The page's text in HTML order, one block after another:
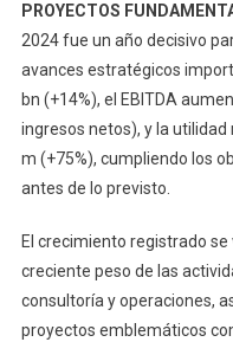
PROYECTOS
2024 fue un año decisivo
avances estratégicos
bn (+14%), el EBITDA
ingresos netos), y la
m (+75%), cumpliendo los
antes de lo previsto.
El crecimiento registrado
creciente peso de las
consultoría y operaciones,
proyectos emblemáticos